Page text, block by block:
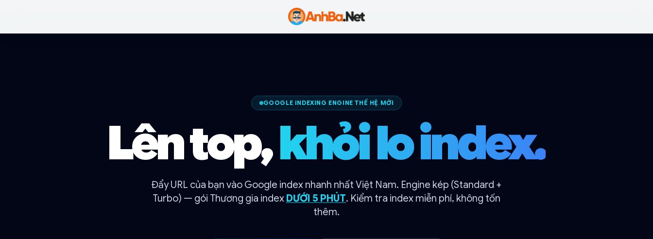
Anh Ba
GOOGLE INDEXING ENGINE THẾ HỆ MỚI
Lên top,khỏi lo index.
Đẩy URL của bạn vào Google index nhanh nhất Việt Nam. Engine kép (Standard +
Turbo) — gói Thương gia index DƯỚI 5 PHÚT. Kiểm tra index miễn phí, không tốn
thêm.